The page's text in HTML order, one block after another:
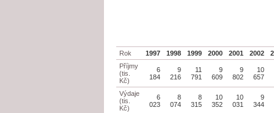
Rok 1997 1998 1999 2000 2001 2002
Příjmy
(tis.
Kč)
6
184
9
216
11
791
9
609
9
802
10
657
Výdaje
(tis.
Kč)
6
023
8
074
8
315
10
352
10
031
9
344